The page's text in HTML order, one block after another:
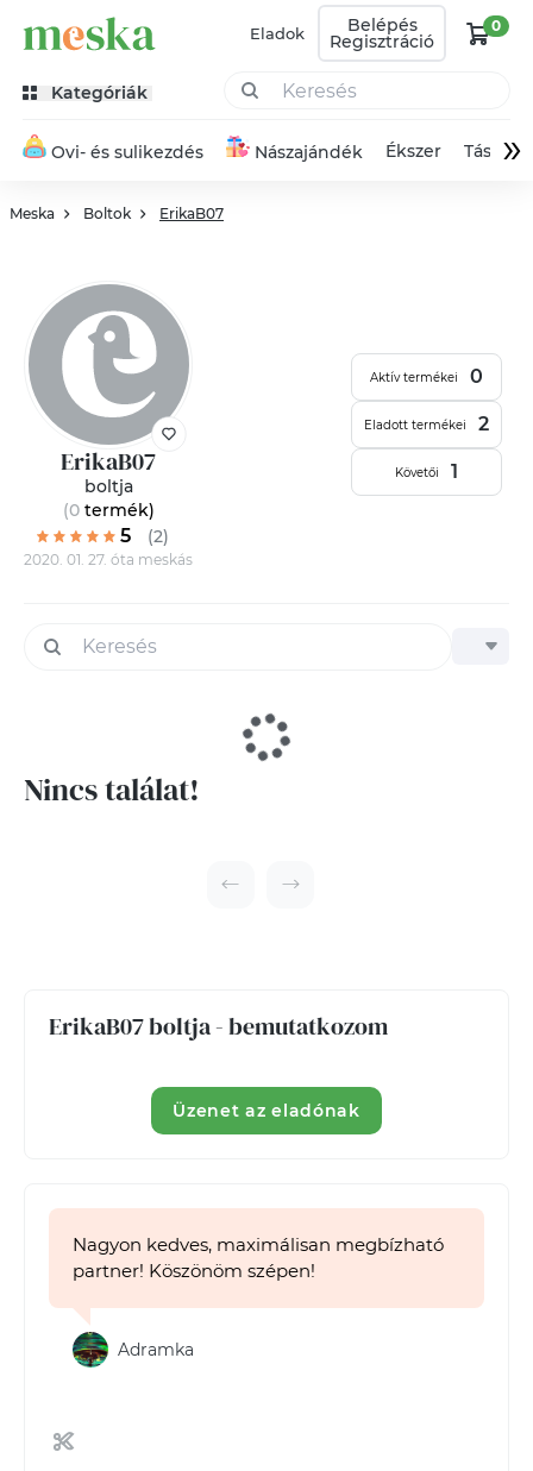
Eladok Belépés
Regisztráció
0
Kategóriák
Ovi- és sulikezdés Nászajándék Ékszer Táska»
Meska Boltok ErikaB07
ErikaB07
boltja
(0termék)
5 (2)
2020. 01. 27. óta meskás
Aktív termékei 0
Eladott termékei 2
Követői 1
ErikaB07 boltja - bemutatkozom
Üzenet az eladónak
Nagyon kedves, maximálisan megbízható
partner! Köszönöm szépen!
Adramka
Nincs találat!